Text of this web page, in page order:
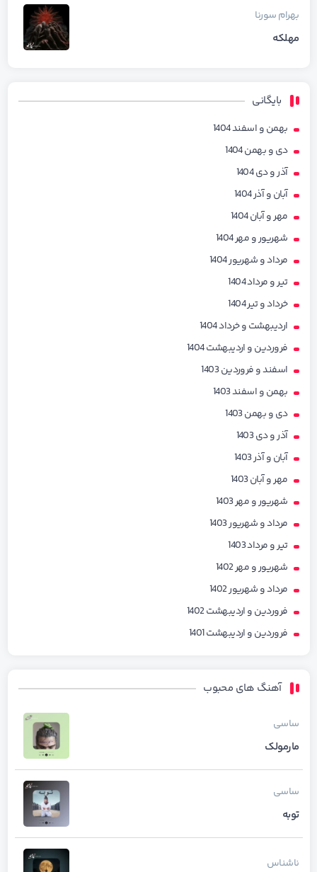
بهرامسورنا
مهلکه
بایگانی
بهمن و اسفند 1404
دی و بهمن 1404
آذر و دی 1404
آبان و آذر 1404
مهر و آبان 1404
شهریور و مهر 1404
مرداد و شهریور 1404
تیر و مرداد 1404
خرداد و تیر 1404
اردیبهشت و خرداد 1404
فروردین و اردیبهشت 1404
اسفند و فروردین 1403
بهمن و اسفند 1403
دی و بهمن 1403
آذر و دی 1403
آبان و آذر 1403
مهر و آبان 1403
شهریور و مهر 1403
مرداد و شهریور 1403
تیر و مرداد 1403
شهریور و مهر 1402
مرداد و شهریور 1402
فروردین و اردیبهشت 1402
فروردین و اردیبهشت 1401
آهنگ های محبوب
ساسی
مارمولک
ساسی
توبه
ناشناس